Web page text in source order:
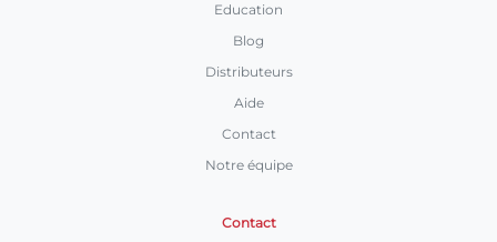
Education
Blog
Distributeurs
Aide
Contact
Notre équipe
Contact